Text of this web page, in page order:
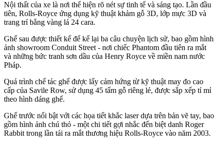
Nội thất của xe là nơi thể hiện rõ nét sự tinh tế và sáng tạo. Lần đầu
tiên, Rolls-Royce ứng dụng kỹ thuật khảm gỗ 3D, lớp mực 3D và
trang trí bằng vàng lá 24 cara.
Ghế sau được thiết kế để kể lại ba câu chuyện lịch sử, bao gồm hình
ảnh showroom Conduit Street - nơi chiếc Phantom đầu tiên ra mắt
và những bức tranh sơn dầu của Henry Royce về miền nam nước
Pháp.
Quá trình chế tác ghế được lấy cảm hứng từ kỹ thuật may đo cao
cấp của Savile Row, sử dụng 45 tấm gỗ riêng lẻ, được sắp xếp tỉ mỉ
theo hình dáng ghế.
Ghế trước nổi bật với các họa tiết khắc laser dựa trên bản vẽ tay, bao
gồm hình ảnh chú thỏ - một chi tiết gợi nhắc đến biệt danh Roger
Rabbit trong lần tái ra mắt thương hiệu Rolls-Royce vào năm 2003.